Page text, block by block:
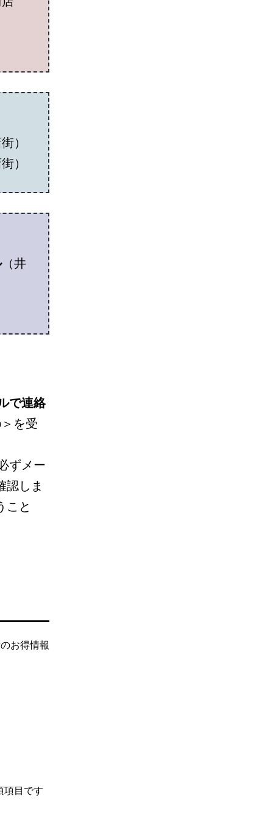
）
）
（井
で連絡
を受
ずメー
認しま
こと
お得情報
項目です